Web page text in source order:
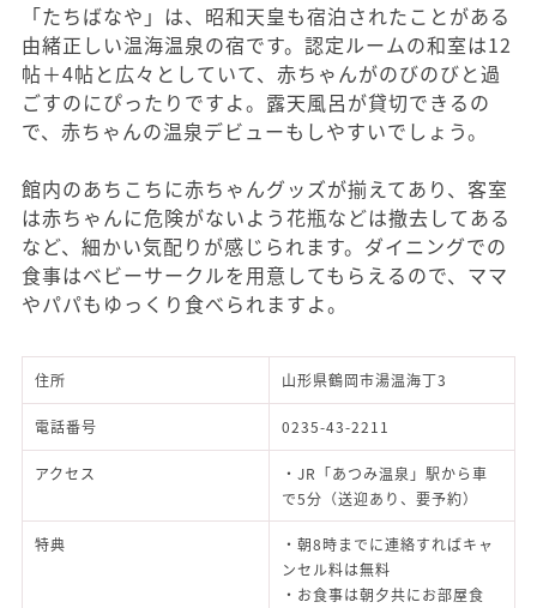
「たちばなや」は、昭和天皇も宿泊されたことがある
由緒正しい温海温泉の宿です。認定ルームの和室は12
帖＋4帖と広々としていて、赤ちゃんがのびのびと過
ごすのにぴったりですよ。露天風呂が貸切できるの
で、赤ちゃんの温泉デビューもしやすいでしょう。
館内のあちこちに赤ちゃんグッズが揃えてあり、客室
は赤ちゃんに危険がないよう花瓶などは撤去してある
など、細かい気配りが感じられます。ダイニングでの
食事はベビーサークルを用意してもらえるので、ママ
やパパもゆっくり食べられますよ。
住所 山形県鶴岡市湯温海丁3
電話番号 0235-43-2211
アクセス
・JR「あつみ温泉」駅から車
で5分（送迎あり、要予約）
特典
・朝8時までに連絡すればキャ
ンセル料は無料
・お食事は朝夕共にお部屋食